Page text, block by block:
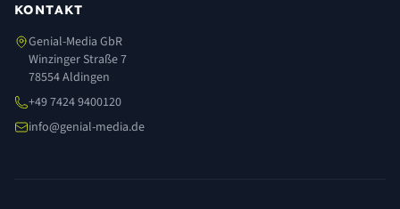
KONTAKT
Genial-Media GbR
Winzinger Straße 7
78554 Aldingen
+49 7424 9400120
info@genial-media.de